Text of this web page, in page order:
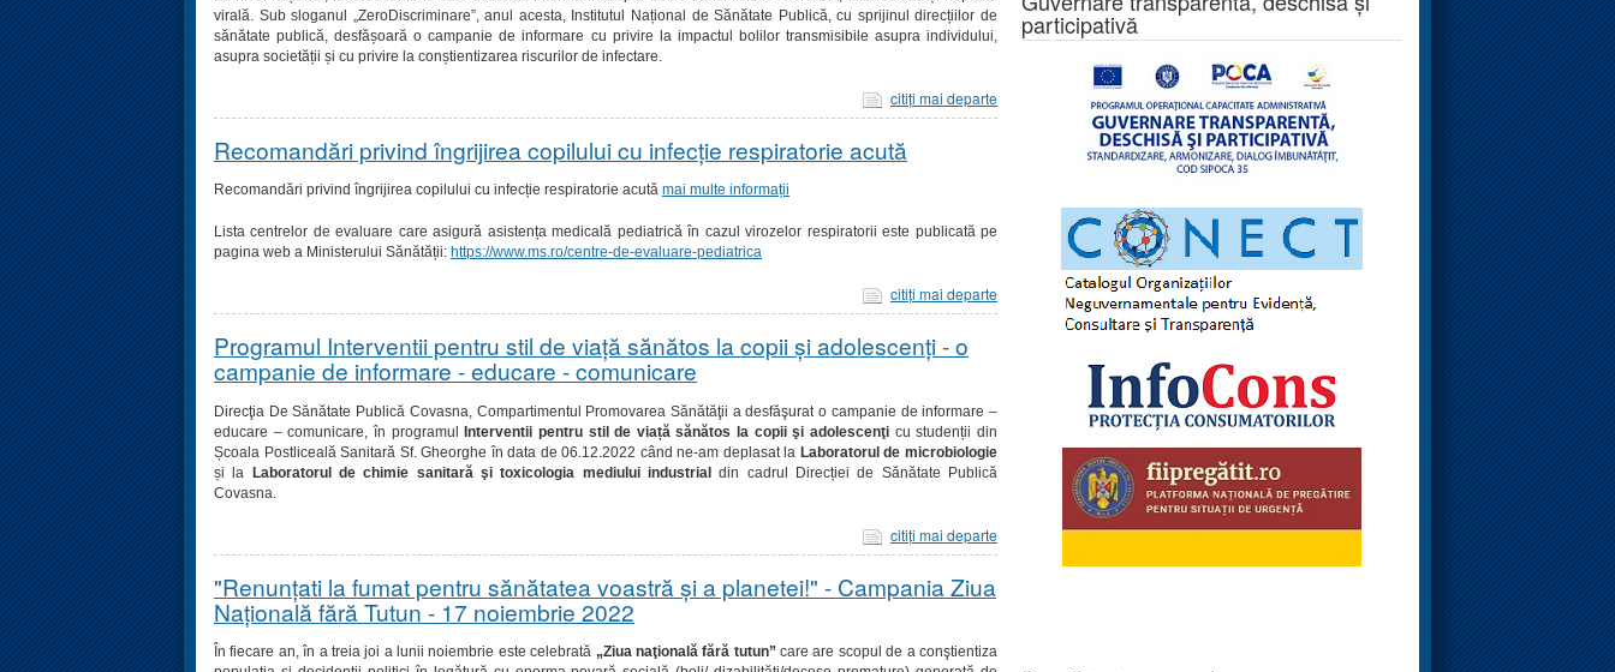
virală. Sub sloganul „ZeroDiscriminare”, anul acesta, Institutul Național de Sănătate Publică, cu sprijinul direcțiilor de
sănătate publică, desfășoară o campanie de informare cu privire la impactul bolilor transmisibile asupra individului,
asupra societății și cu privire la conștientizarea riscurilor de infectare.
citiţi mai departe
Recomandări privind îngrijirea copilului cu infecție respiratorie acută
Recomandări privind îngrijirea copilului cu infecție respiratorie acută mai multe informații
Lista centrelor de evaluare care asigură asistența medicală pediatrică în cazul virozelor respiratorii este publicată pe
pagina web a Ministerului Sănătății: https://www.ms.ro/centre-de-evaluare-pediatrica
citiţi mai departe
Programul Interventii pentru stil de viață sănătos la copii şi adolescenţi - o
campanie de informare - educare - comunicare
Direcţia De Sănătate Publică Covasna, Compartimentul Promovarea Sănătăţii a desfăşurat o campanie de informare –
educare – comunicare, în programulInterventii pentru stil de viață sănătos la copii şi adolescenţi cu studenții din
Școala Postliceală Sanitară Sf. Gheorghe în data de 06.12.2022 când ne-am deplasat la Laboratorul de microbiologie
și la Laboratorul de chimie sanitară şi toxicologia mediului industrialdin cadrul Direcției de Sănătate Publică
Covasna.
citiţi mai departe
"Renunțati la fumat pentru sănătatea voastră și a planetei!" - Campania Ziua
Naţională fără Tutun - 17 noiembrie 2022
În fiecare an, în a treia joi a lunii noiembrie este celebrată „Ziua naţională fără tutun” care are scopul de a conştientiza
participativă